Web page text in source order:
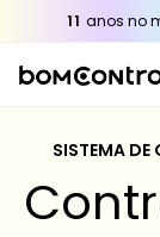
11 anos no
SISTEMA DE